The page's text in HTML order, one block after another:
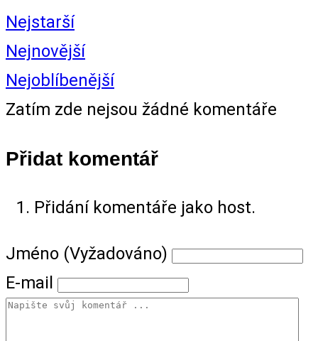
Nejstarší
Nejnovější
Nejoblíbenější
Zatím zde nejsou žádné komentáře
Přidat komentář
Přidání komentáře jako host.
Jméno (Vyžadováno)
E-mail